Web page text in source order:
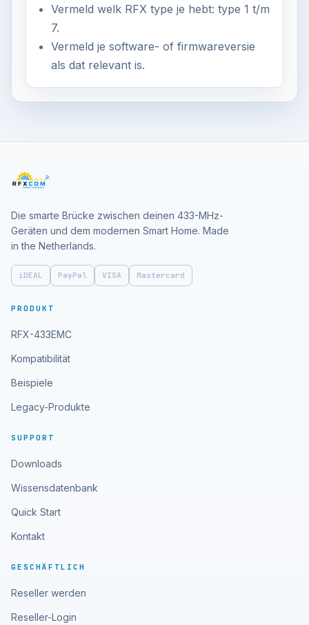
Vermeld welk RFX type je hebt: type 1 t/m
7.
Vermeld je software- of firmwareversie
als dat relevant is.
Die smarte Brücke zwischen deinen 433-MHz-
Geräten und dem modernen Smart Home. Made
in the Netherlands.
iDEAL PayPal VISA Mastercard
PRODUKT
RFX-433EMC
Kompatibilität
Beispiele
Legacy-Produkte
SUPPORT
Downloads
Wissensdatenbank
Quick Start
Kontakt
GESCHÄFTLICH
Reseller werden
Reseller-Login